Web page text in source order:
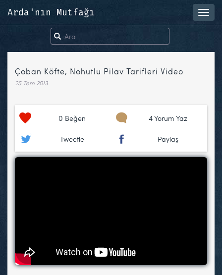
Arda'nın Mutfağı
Çoban Köfte, Nohutlu Pilav Tarifleri Video
25 Tem 2013
0 Beğen 4 Yorum Yaz
Tweetle Paylaş